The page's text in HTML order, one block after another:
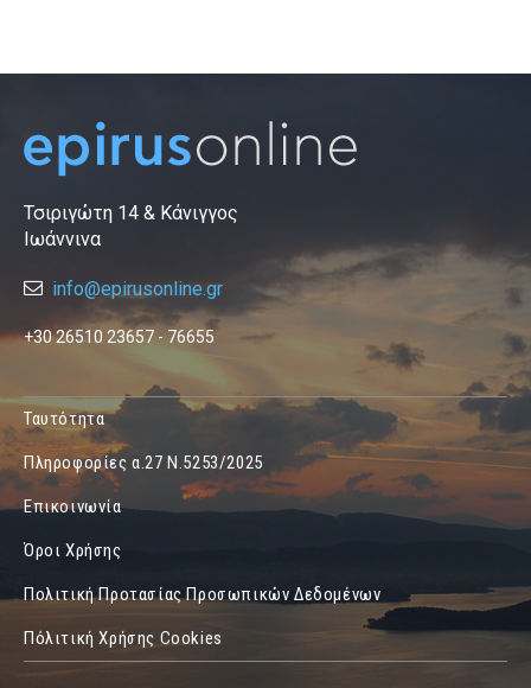
Τσιριγώτη 14 & Κάνιγγος
Ιωάννινα
info@epirusonline.gr
+30 26510 23657 - 76655
Ταυτότητα
Πληροφορίες α.27 Ν.5253/2025
Επικοινωνία
Όροι Χρήσης
Πολιτική Προτασίας Προσωπικών Δεδομένων
Πόλιτική Χρήσης Cookies